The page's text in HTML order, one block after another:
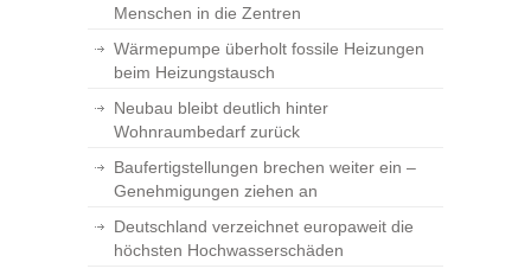
Menschen in die Zentren
Wärmepumpe überholt fossile Heizungen
beim Heizungstausch
Neubau bleibt deutlich hinter
Wohnraumbedarf zurück
Baufertigstellungen brechen weiter ein –
Genehmigungen ziehen an
Deutschland verzeichnet europaweit die
höchsten Hochwasserschäden